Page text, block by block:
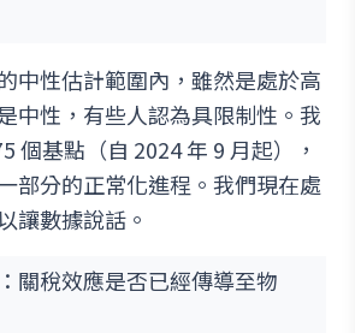
中性估計範圍內，雖然是處於高
中性，有些人認為具限制性。我
個基點（自 2024 年 9 月起），
部分的正常化進程。我們現在處
讓數據說話。
關稅效應是否已經傳導至物